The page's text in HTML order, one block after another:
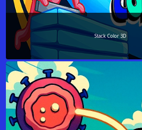
Stack Color 3D